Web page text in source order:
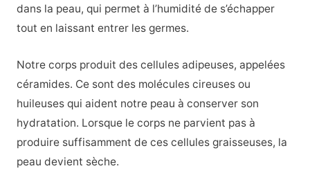
dans la peau, qui permet à l’humidité de s’échapper
tout en laissant entrer les germes.
Notre corps produit des cellules adipeuses, appelées
céramides. Ce sont des molécules cireuses ou
huileuses qui aident notre peau à conserver son
hydratation. Lorsque le corps ne parvient pas à
produire suffisamment de ces cellules graisseuses, la
peau devient sèche.